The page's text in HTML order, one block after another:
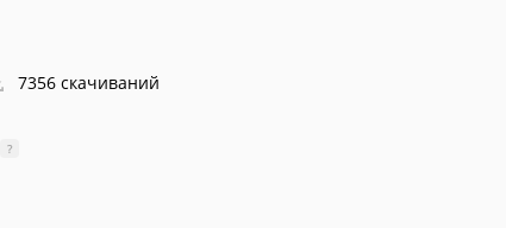
7356 скачиваний
?